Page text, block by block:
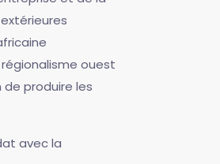
ouest
produire les
avec la